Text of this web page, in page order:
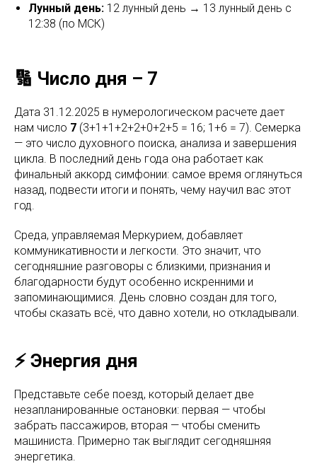
Лунный день: 12 лунный день → 13 лунный день c
12:38 (по МСК)
🔢 Число дня – 7
Дата 31.12.2025 в нумерологическом расчете дает
нам число 7 (3+1+1+2+2+0+2+5 = 16; 1+6 = 7). Семерка
— это число духовного поиска, анализа и завершения
цикла. В последний день года она работает как
финальный аккорд симфонии: самое время оглянуться
назад, подвести итоги и понять, чему научил вас этот
год.
Среда, управляемая Меркурием, добавляет
коммуникативности и легкости. Это значит, что
сегодняшние разговоры с близкими, признания и
благодарности будут особенно искренними и
запоминающимися. День словно создан для того,
чтобы сказать всё, что давно хотели, но откладывали.
⚡️ Энергия дня
Представьте себе поезд, который делает две
незапланированные остановки: первая — чтобы
забрать пассажиров, вторая — чтобы сменить
машиниста. Примерно так выглядит сегодняшняя
энергетика.